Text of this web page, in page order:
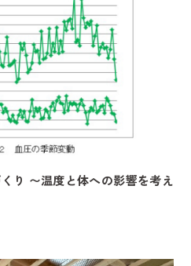
り 〜温度と体への影響を考え